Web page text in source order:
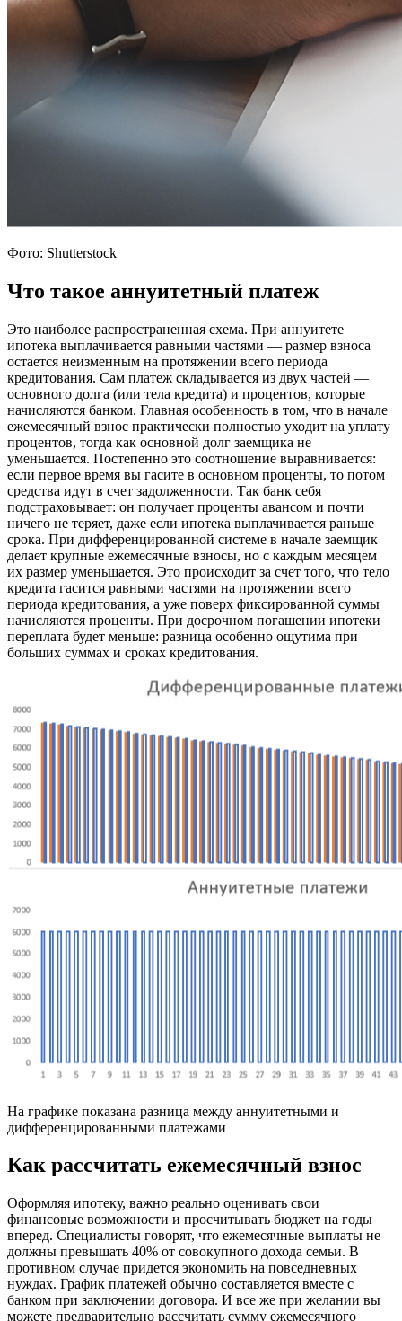
Фото: Shutterstock
Что такое аннуитетный платеж
Это наиболее распространенная схема. При аннуитете
ипотека выплачивается равными частями — размер взноса
остается неизменным на протяжении всего периода
кредитования. Сам платеж складывается из двух частей —
основного долга (или тела кредита) и процентов, которые
начисляются банком. Главная особенность в том, что в начале
ежемесячный взнос практически полностью уходит на уплату
процентов, тогда как основной долг заемщика не
уменьшается. Постепенно это соотношение выравнивается:
если первое время вы гасите в основном проценты, то потом
средства идут в счет задолженности. Так банк себя
подстраховывает: он получает проценты авансом и почти
ничего не теряет, даже если ипотека выплачивается раньше
срока. При дифференцированной системе в начале заемщик
делает крупные ежемесячные взносы, но с каждым месяцем
их размер уменьшается. Это происходит за счет того, что тело
кредита гасится равными частями на протяжении всего
периода кредитования, а уже поверх фиксированной суммы
начисляются проценты. При досрочном погашении ипотеки
переплата будет меньше: разница особенно ощутима при
больших суммах и сроках кредитования.
На графике показана разница между аннуитетными и
дифференцированными платежами
Как рассчитать ежемесячный взнос
Оформляя ипотеку, важно реально оценивать свои
финансовые возможности и просчитывать бюджет на годы
вперед. Специалисты говорят, что ежемесячные выплаты не
должны превышать 40% от совокупного дохода семьи. В
противном случае придется экономить на повседневных
нуждах. График платежей обычно составляется вместе с
банком при заключении договора. И все же при желании вы
можете предварительно рассчитать сумму ежемесячного